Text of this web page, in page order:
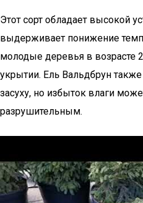
Этот сорт обладает высокой
выдерживает понижение
молодые деревья в возрасте
укрытии. Ель Вальдбрун
засуху, но избыток влаги
разрушительным.